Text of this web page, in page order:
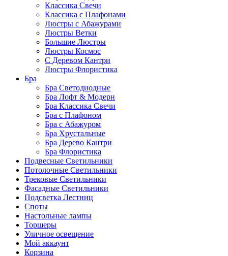
Классика Свечи
Классика с Плафонами
Люстры с Абажурами
Люстры Ветки
Большие Люстры
Люстры Космос
С Деревом Кантри
Люстры Флористика
Бра
Бра Светодиодные
Бра Лофт & Модерн
Бра Классика Свечи
Бра с Плафоном
Бра с Абажуром
Бра Хрустальные
Бра Дерево Кантри
Бра Флористика
Подвесные Светильники
Потолочные Светильники
Трековые Светильники
Фасадные Светильники
Подсветка Лестниц
Споты
Настольные лампы
Торшеры
Уличное освещение
Мой аккаунт
Корзина